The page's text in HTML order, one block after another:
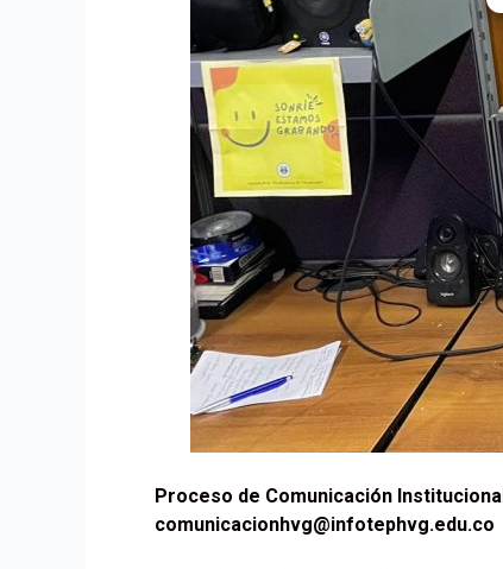
Proceso de Comunicación Institucional
comunicacionhvg@infotephvg.edu.co